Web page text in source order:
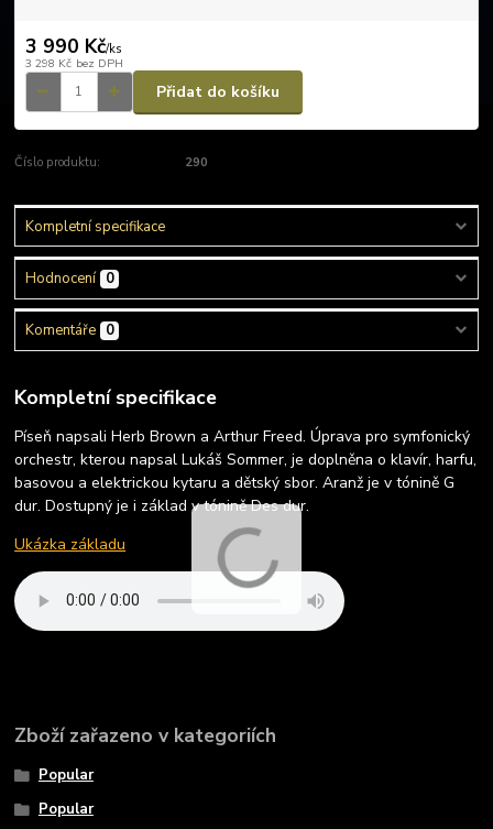
3 990 Kč/ks
3 298 Kč bez DPH
Přidat do košíku
Číslo produktu: 290
Kompletní specifikace
Hodnocení 0
Komentáře 0
Kompletní specifikace
Píseň napsali Herb Brown a Arthur Freed. Úprava pro symfonický
orchestr, kterou napsal Lukáš Sommer, je doplněna o klavír, harfu,
basovou a elektrickou kytaru a dětský sbor. Aranž je v tónině G
dur. Dostupný je i základ v tónině Des dur.
Ukázka základu
Zboží zařazeno v kategoriích
Popular
Popular